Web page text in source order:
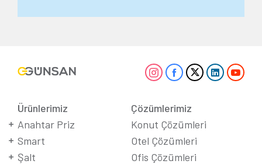
Ürünlerimiz
Anahtar Priz
Smart
Şalt
Çözümlerimiz
Konut Çözümleri
Otel Çözümleri
Ofis Çözümleri